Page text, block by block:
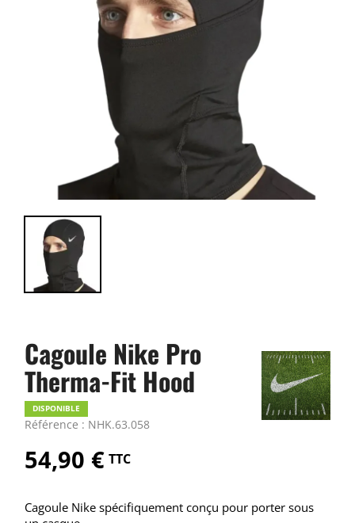
Cagoule Nike Pro
Therma-Fit Hood
Référence : NHK.63.058
DISPONIBLE
54,90 € TTC
Cagoule Nike spécifiquement conçu pour porter sous